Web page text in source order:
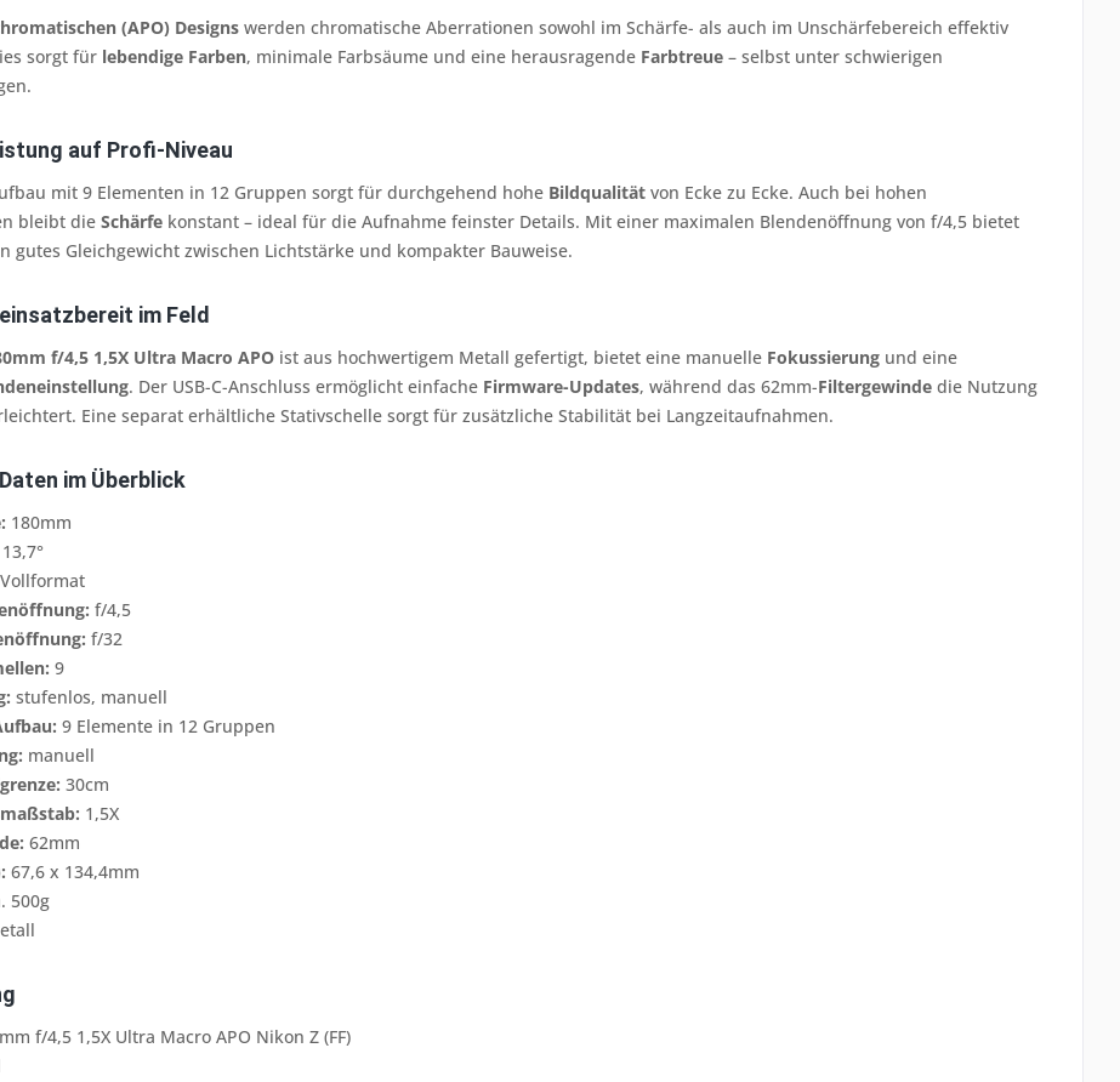
(APO) Designs werden chromatische Aberrationen sowohl im Schärfe- als auch im Unschärfebereich effektiv
sorgt für lebendige Farben, minimale Farbsäume und eine herausragende Farbtreue – selbst unter schwierigen
auf Profi-Niveau
mit 9 Elementen in 12 Gruppen sorgt für durchgehend hohe Bildqualität von Ecke zu Ecke. Auch bei hohen
bleibt die Schärfe konstant – ideal für die Aufnahme feinster Details. Mit einer maximalen Blendenöffnung von f/4,5 bietet
gutes Gleichgewicht zwischen Lichtstärke und kompakter Bauweise.
im Feld
f/4,5 1,5X Ultra Macro APO ist aus hochwertigem Metall gefertigt, bietet eine manuelle Fokussierung und eine
. Der USB-C-Anschluss ermöglicht einfache Firmware-Updates, während das 62mm-Filtergewinde die Nutzung
Eine separat erhältliche Stativschelle sorgt für zusätzliche Stabilität bei Langzeitaufnahmen.
im Überblick
180mm
13,7°
Vollformat
f/4,5
f/32
9
stufenlos, manuell
9 Elemente in 12 Gruppen
manuell
30cm
1,5X
62mm
67,6 x 134,4mm
500g
f/4,5 1,5X Ultra Macro APO Nikon Z (FF)